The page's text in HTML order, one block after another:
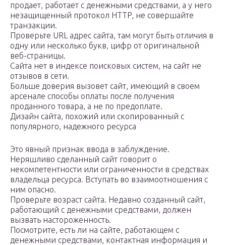
продает, работает с денежными средствами, а у него
незащищенный протокол HTTP, не совершайте
транзакции.
Проверьте URL адрес сайта, там могут быть отличия в
одну или несколько букв, цифр от оригинальной
веб-страницы.
Сайта нет в индексе поисковых систем, на сайт не
отзывов в сети.
Больше доверия вызовет сайт, имеющий в своем
арсенале способы оплаты после получения
проданного товара, а не по предоплате.
Дизайн сайта, похожий или скопированный с
популярного, надежного ресурса
Это явный признак ввода в заблуждение.
Неряшливо сделанный сайт говорит о
некомпетентности или ограниченности в средствах
владельца ресурса. Вступать во взаимоотношения с
ним опасно.
Проверьте возраст сайта. Недавно созданный сайт,
работающий с денежными средствами, должен
вызвать настороженность.
Посмотрите, есть ли на сайте, работающем с
денежными средствами, контактная информация и